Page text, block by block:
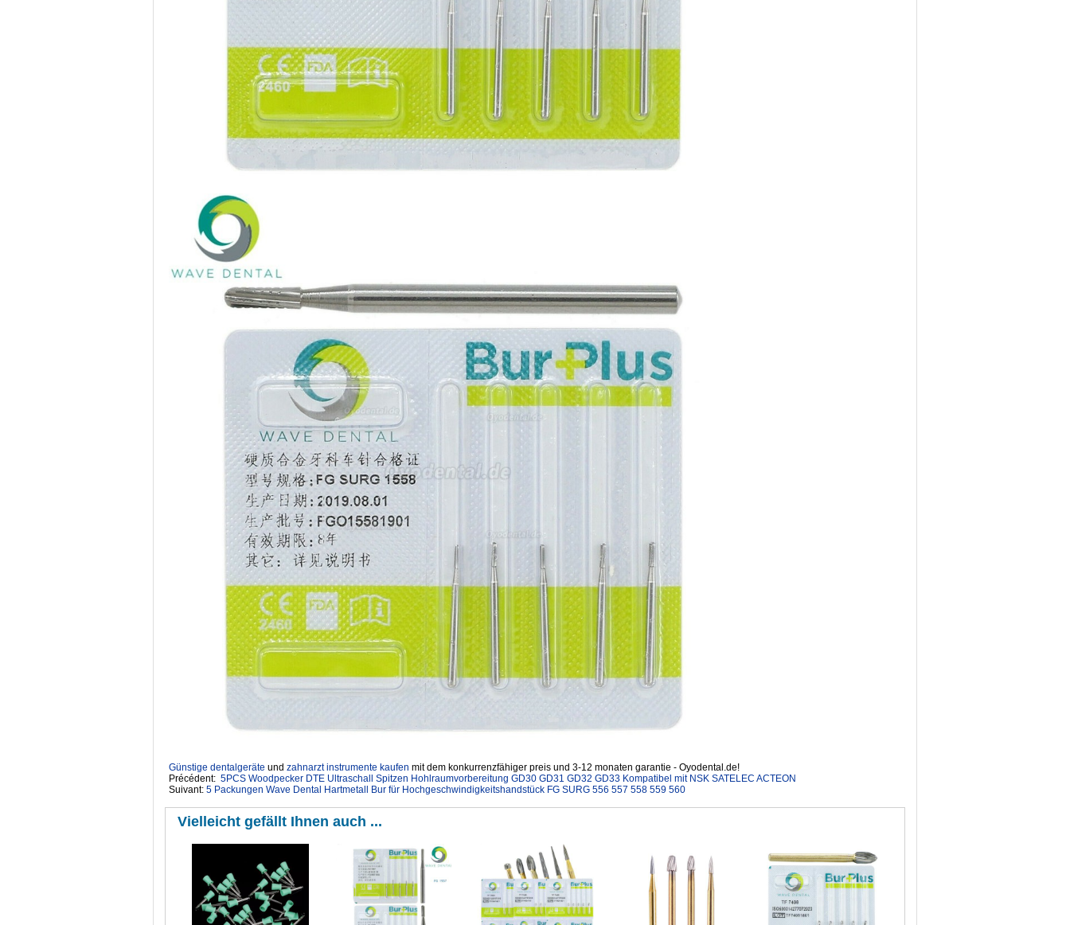
Günstige dentalgeräte ‎ und zahnarzt instrumente kaufen mit dem konkurrenzfähiger preis und 3-12 monaten garantie - Oyodental.de!
Précédent: 5PCS Woodpecker DTE Ultraschall Spitzen Hohlraumvorbereitung GD30 GD31 GD32 GD33 Kompatibel mit NSK SATELEC ACTEON
Suivant: 5 Packungen Wave Dental Hartmetall Bur für Hochgeschwindigkeitshandstück FG SURG 556 557 558 559 560
Vielleicht gefällt Ihnen auch ...